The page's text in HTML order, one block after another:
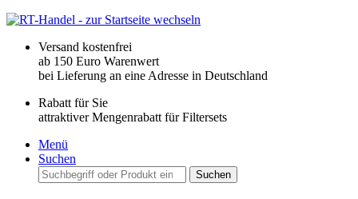
Versand kostenfrei
ab 150 Euro Warenwert
bei Lieferung an eine Adresse in Deutschland
Rabatt für Sie
attraktiver Mengenrabatt für Filtersets
Menü
Suchen
Suchen